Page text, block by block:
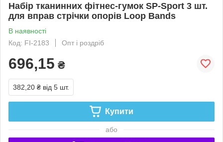
Набір тканинних фітнес-гумок SP-Sport 3 шт.
для вправ стрічки опорів Loop Bands
В наявності
Код: FI-2183
Опт і роздріб
696,15 ₴
382,20 ₴ від 5 шт.
Купити
або